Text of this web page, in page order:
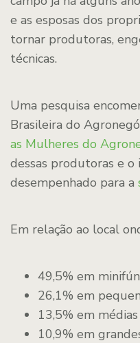
e as esposas dos
tornar produtoras,
técnicas.
Uma pesquisa
Brasileira do
as Mulheres do
dessas produtoras e
desempenhado para a
Em relação ao local
49,5% em
26,1% em
13,5% em
10,9% em